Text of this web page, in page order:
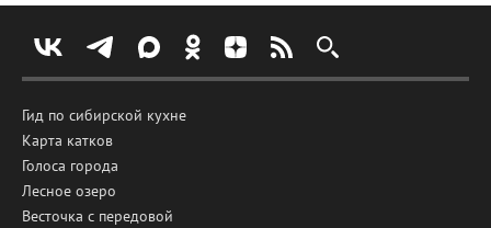
Гид по сибирской кухне
Карта катков
Голоса города
Лесное озеро
Весточка с передовой